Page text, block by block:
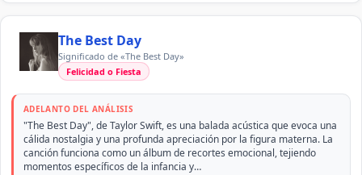
The Best Day
Significado de «The Best Day»
Felicidad o Fiesta
ADELANTO DEL ANÁLISIS
"The Best Day", de Taylor Swift, es una balada acústica que evoca una
cálida nostalgia y una profunda apreciación por la figura materna. La
canción funciona como un álbum de recortes emocional, tejiendo
momentos específicos de la infancia y…